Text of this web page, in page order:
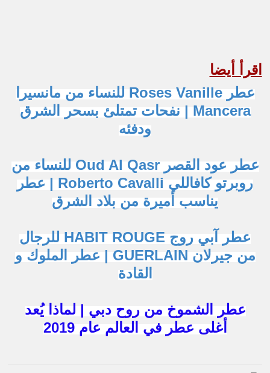
اقرأ أيضا
عطر Roses Vanille للنساء من مانسيرا
Mancera | نفحات تمتلئ بسحر الشرق
ودفئه
عطر عود القصر Oud Al Qasr للنساء من
روبرتو كافاللي Roberto Cavalli | عطر
يناسب أميرة من بلاد الشرق
عطر آبي روج HABIT ROUGE للرجال
من جيرلان GUERLAIN | عطر الملوك و
القادة
عطر الشموخ من روح دبي | لماذا يُعد
أغلى عطر في العالم عام 2019